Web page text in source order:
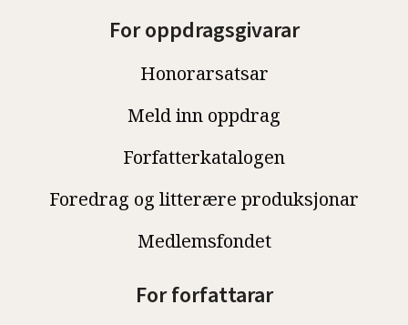
For oppdragsgivarar
Honorarsatsar
Meld inn oppdrag
Forfatterkatalogen
Foredrag og litterære produksjonar
Medlemsfondet
For forfattarar